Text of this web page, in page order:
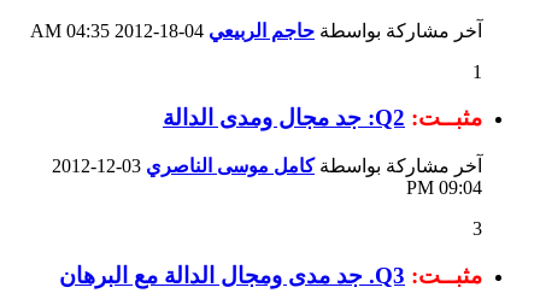
آخر مشاركة بواسطة حاجم الربيعي
04:35 AM
1
مثبــت: Q2: جد مجال ومدى الدالة
آخر مشاركة بواسطةكامل موسى الناصري
09:04 PM
3
مثبــت: Q3. جد مدى ومجال الدالة مع البرهان